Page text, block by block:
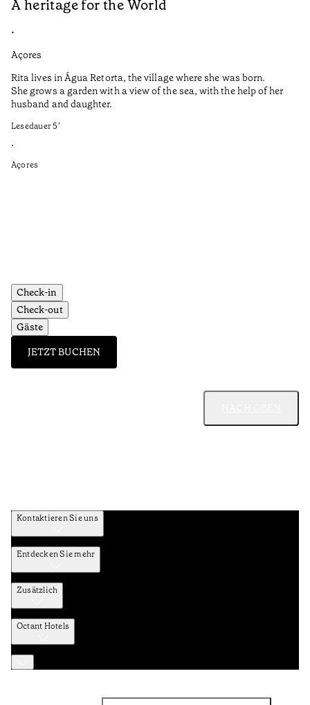
A heritage for the World
•
Açores
Rita lives in Água Retorta, the village where she was born.
She grows a garden with a view of the sea, with the help of her
husband and daughter.
Lesedauer5’
•
Açores
Check-in
Check-out
Gäste
JETZT BUCHEN
Kontaktieren Sie uns
Entdecken Sie mehr
Zusätzlich
Octant Hotels